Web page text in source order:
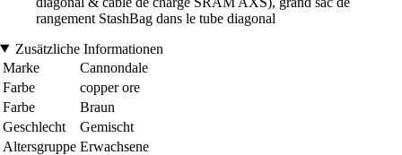
rangement StashBag dans le tube diagonal
Zusätzliche Informationen
Marke
Cannondale
Farbe
copper ore
Farbe
Braun
Geschlecht
Gemischt
Altersgruppe Erwachsene